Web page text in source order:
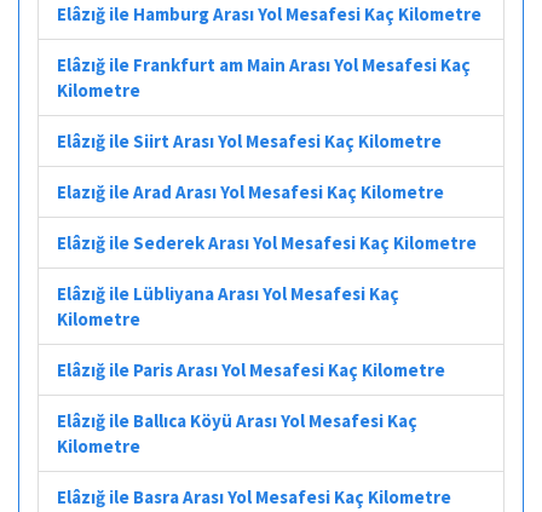
Elâzığ ile Hamburg Arası Yol Mesafesi Kaç Kilometre
Elâzığ ile Frankfurt am Main Arası Yol Mesafesi Kaç
Kilometre
Elâzığ ile Siirt Arası Yol Mesafesi Kaç Kilometre
Elazığ ile Arad Arası Yol Mesafesi Kaç Kilometre
Elâzığ ile Sederek Arası Yol Mesafesi Kaç Kilometre
Elâzığ ile Lübliyana Arası Yol Mesafesi Kaç
Kilometre
Elâzığ ile Paris Arası Yol Mesafesi Kaç Kilometre
Elâzığ ile Ballıca Köyü Arası Yol Mesafesi Kaç
Kilometre
Elâzığ ile Basra Arası Yol Mesafesi Kaç Kilometre